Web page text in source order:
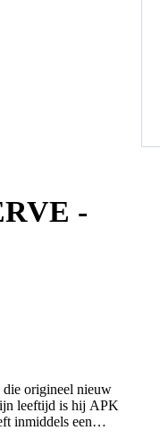
-
origineel nieuw
leeftijd is hij APK
inmiddels een